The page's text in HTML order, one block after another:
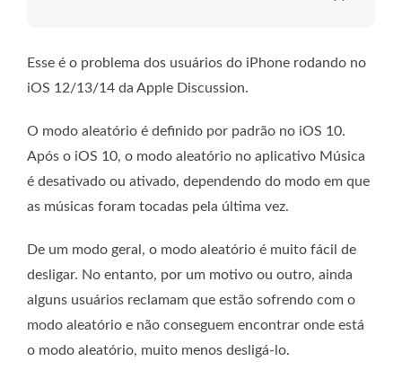
Esse é o problema dos usuários do iPhone rodando no
iOS 12/13/14 da Apple Discussion.
O modo aleatório é definido por padrão no iOS 10.
Após o iOS 10, o modo aleatório no aplicativo Música
é desativado ou ativado, dependendo do modo em que
as músicas foram tocadas pela última vez.
De um modo geral, o modo aleatório é muito fácil de
desligar. No entanto, por um motivo ou outro, ainda
alguns usuários reclamam que estão sofrendo com o
modo aleatório e não conseguem encontrar onde está
o modo aleatório, muito menos desligá-lo.